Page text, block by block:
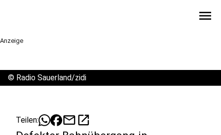
menu
Anzeige
© Radio Sauerland/zidi
Teilen: mailopen_in_new